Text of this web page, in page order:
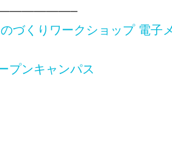
づくりワークショップ 電子
プンキャンパス